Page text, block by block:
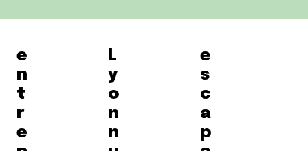
e
n
t
r
e
L
y
o
n
n
e
s
c
a
p